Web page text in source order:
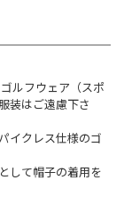
ルフウェア（スポ
装はご遠慮下さ
イクレス仕様のゴ
して帽子の着用を